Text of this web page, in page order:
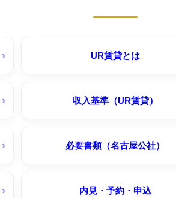
ュバック５０％～３０％
江南団地（ＵＲ賃貸）
相生山団地（ＵＲ賃貸）
UR賃貸とは
収入基準（UR賃貸）
必要書類（名古屋公社）
内見・予約・申込